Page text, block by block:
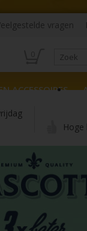
vragen
ACCESSOIRES
Hoge